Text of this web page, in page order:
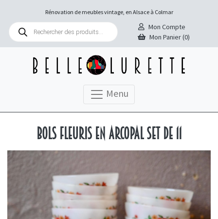
Rénovation de meubles vintage, en Alsace à Colmar
Recherche
produits
Mon Compte
Mon Panier (0)
Menu
Bols fleuris en Arcopal set de 11